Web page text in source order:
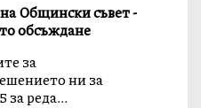
Общински съвет -
обсъждане
за
ни за
реда...